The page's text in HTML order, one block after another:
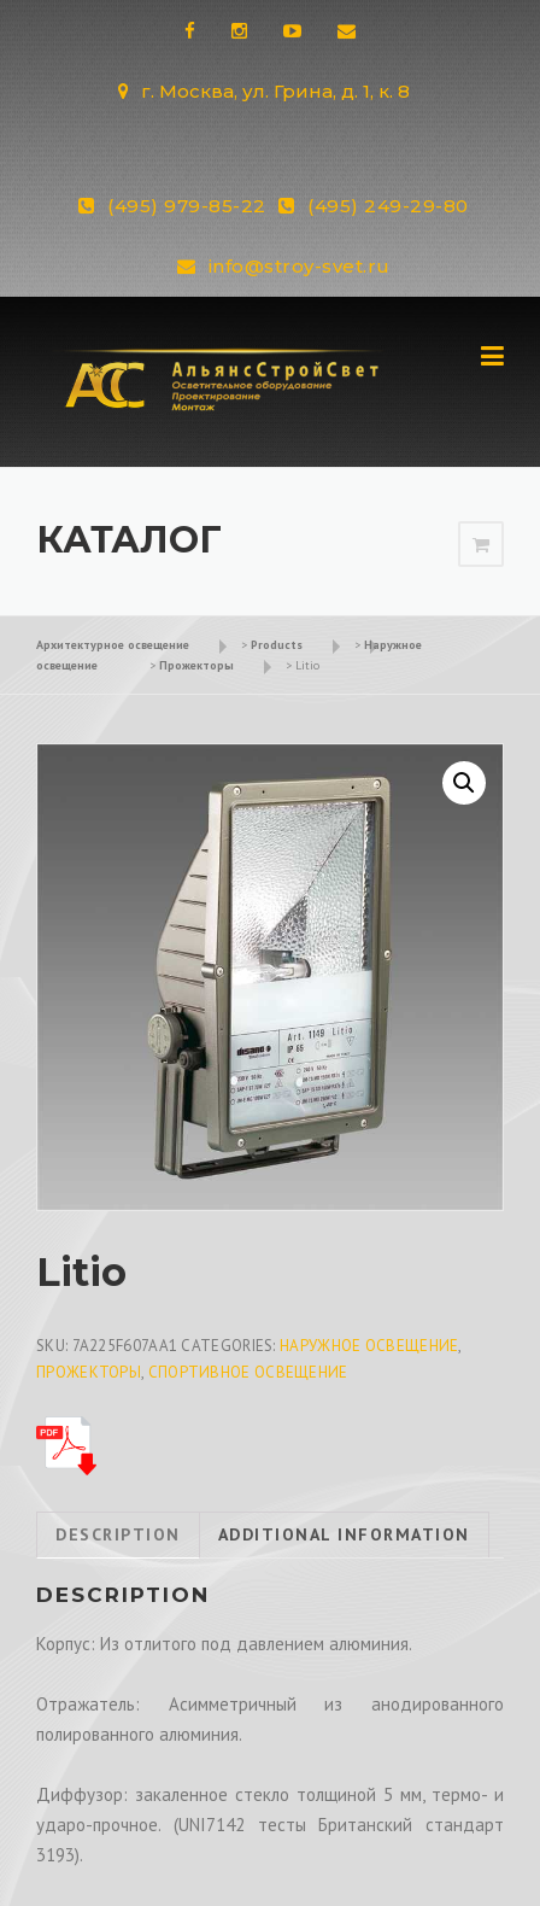
г. Москва, ул. Грина, д. 1, к. 8
(495) 979-85-22 (495) 249-29-80
info@stroy-svet.ru
КАТАЛОГ
Архитектурное освещение > Products > Наружное
освещение
> Прожекторы > Litio
Litio
SKU: 7A225F607AA1 CATEGORIES:НАРУЖНОЕ ОСВЕЩЕНИЕ,
ПРОЖЕКТОРЫ, СПОРТИВНОЕ ОСВЕЩЕНИЕ
DESCRIPTION ADDITIONAL INFORMATION
DESCRIPTION
Корпус: Из отлитого под давлением алюминия.
Отражатель: Асимметричный из анодированного
полированного алюминия.
Диффузор: закаленное стекло толщиной 5 мм, термо- и
ударо-прочное. (UNI7142 тесты Британский стандарт
3193).